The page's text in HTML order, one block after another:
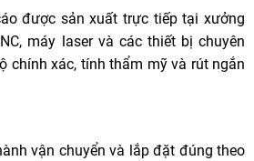
được sản xuất trực tiếp tại xưởng
máy laser và các thiết bị chuyên
chính xác, tính thẩm mỹ và rút ngắn
vận chuyển và lắp đặt đúng theo